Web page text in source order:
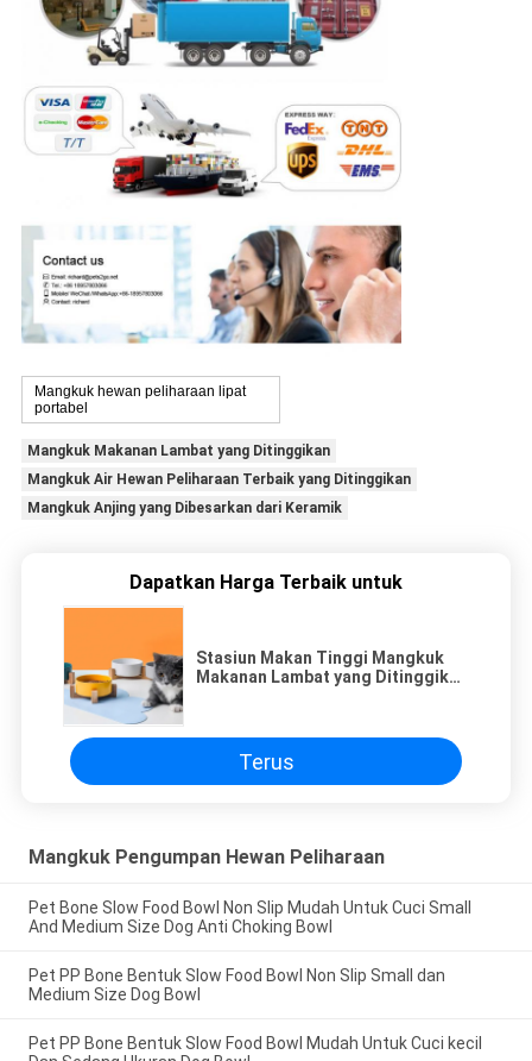
Mangkuk hewan peliharaan lipat
portabel
Mangkuk Makanan Lambat yang Ditinggikan
Mangkuk Air Hewan Peliharaan Terbaik yang Ditinggikan
Mangkuk Anjing yang Dibesarkan dari Keramik
Dapatkan Harga Terbaik untuk
Stasiun Makan Tinggi Mangkuk
Makanan Lambat yang Ditinggikan
Terus
Mangkuk Pengumpan Hewan Peliharaan
Pet Bone Slow Food Bowl Non Slip Mudah Untuk Cuci Small
And Medium Size Dog Anti Choking Bowl
Pet PP Bone Bentuk Slow Food Bowl Non Slip Small dan
Medium Size Dog Bowl
Pet PP Bone Bentuk Slow Food Bowl Mudah Untuk Cuci kecil